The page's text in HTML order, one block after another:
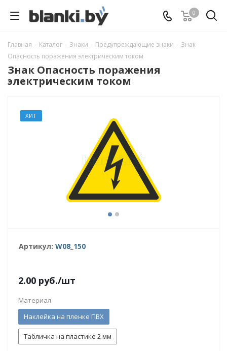
0
Главная - Каталог - Знаки - Предупреждающие знаки - Знак
Опасность поражения электрическим током
Знак Опасность поражения
электрическим током
ХИТ
Артикул: W08_150
2.00 руб./шт
Материал
Наклейка на пленке ПВХ
Табличка на пластике 2 мм